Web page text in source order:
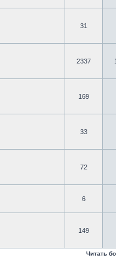
31
2337
169
33
72
6
149
Читать